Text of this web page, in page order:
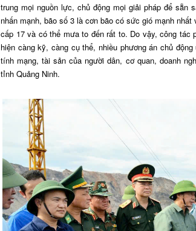
trung mọi nguồn lực, chủ động mọi giải pháp để sẵn
nhấn mạnh, bão số 3 là cơn bão có sức gió mạnh
cấp 17 và có thể mưa to đến rất to. Do vậy, công tác
hiện càng kỹ, càng cụ thể, nhiều phương án chủ
tính mạng, tài sản của người dân, cơ quan, doanh
tỉnh Quảng Ninh.